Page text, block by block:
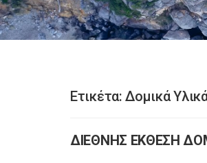
Ετικέτα:Δομικά
ΔΙΕΘΝΗΣ ΕΚΘΕΣΗ